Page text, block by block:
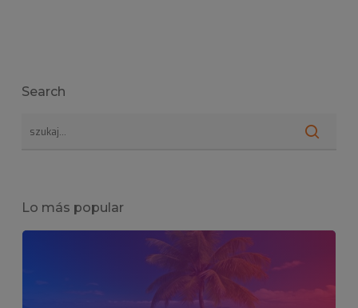
Search
Lo más popular